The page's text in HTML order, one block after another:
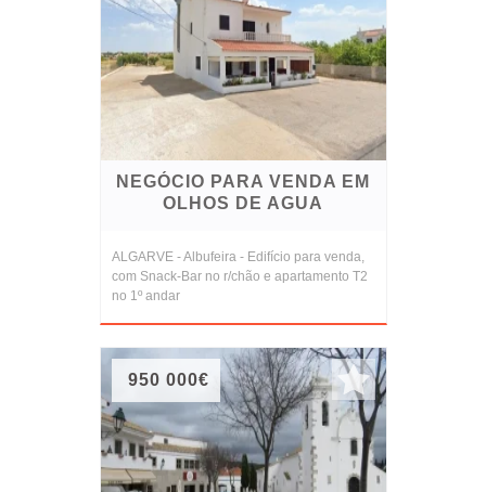
NEGÓCIO PARA VENDA EM
OLHOS DE AGUA
ALGARVE - Albufeira - Edifício para venda,
com Snack-Bar no r/chão e apartamento T2
no 1º andar
950 000€